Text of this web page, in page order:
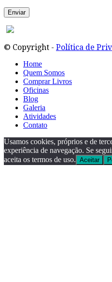
© Copyright - Política de
Home
Quem Somos
Comprar Livros
Oficinas
Blog
Galeria
Atividades
Contato
Usamos cookies, próprios e de
experiência de navegação. Se
aceita os termos de uso. Aceitar